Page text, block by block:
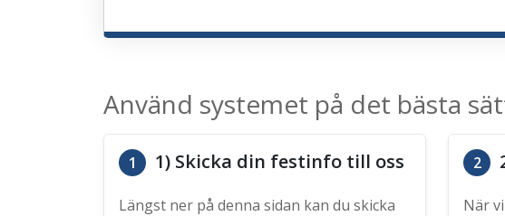
Använd systemet på det bästa
1 1) Skicka din festinfo till oss
Längst ner på denna sidan kan du skicka
2
När